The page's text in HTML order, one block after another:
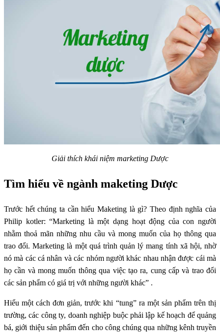
Giải thích khái niệm marketing Dược
Tìm hiểu về ngành maketing Dược
Trước hết chúng ta cần hiểu Maketing là gì? Theo định nghĩa của
Philip kotler: “Marketing là một dạng hoạt động của con người
nhằm thoả mãn những nhu cầu và mong muốn của họ thông qua
trao đổi. Marketing là một quá trình quản lý mang tính xã hội, nhờ
nó mà các cá nhân và các nhóm người khác nhau nhận được cái mà
họ cần và mong muốn thông qua việc tạo ra, cung cấp và trao đổi
các sản phẩm có giá trị với những người khác” .
Hiểu một cách đơn giản, trước khi “tung” ra một sản phẩm trên thị
trường, các công ty, doanh nghiệp buộc phải lập kế hoạch để quảng
bá, giới thiệu sản phẩm đến cho công chúng qua những kênh truyền